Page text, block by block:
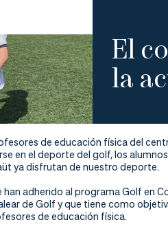
El
la
de educación física del
en el deporte del golf, los
ya disfrutan de nuestro deporte.
adherido al programa Golf en
de Golf y que tiene como
de educación física.